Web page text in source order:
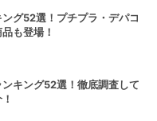
グ52選！プチプラ・デパコ
も登場！
キング52選！徹底調査して